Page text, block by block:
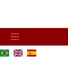
MAIN
NAVIGATION